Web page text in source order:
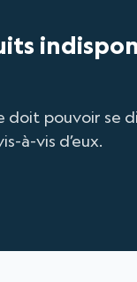
doit pouvoir se
à-vis d’eux.